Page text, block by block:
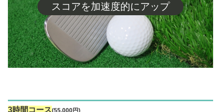
スコアを加速度的にアップ
3時間コース(55,000円)